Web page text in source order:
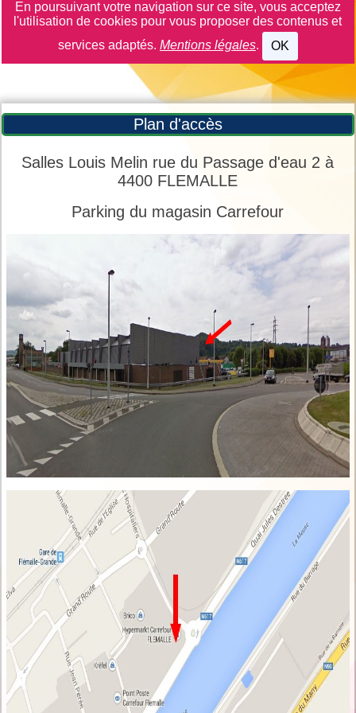
En poursuivant votre navigation sur ce site, vous acceptez
l'utilisation de cookies pour vous proposer des contenus et
services adaptés. Mentions légales. OK
Plan d'accès
Salles Louis Melin rue du Passage d'eau 2 à
4400 FLEMALLE
Parking du magasin Carrefour